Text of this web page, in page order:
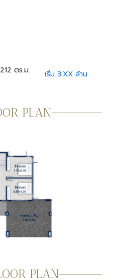
ตร.ม.
เริ่ม 3.XX ล้าน
PLAN
PLAN